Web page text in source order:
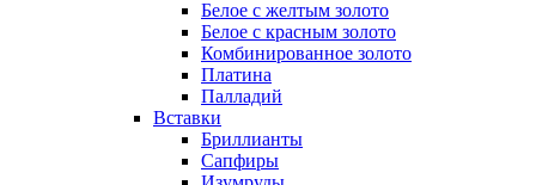
Белое с желтым золото
Белое с красным золото
Комбинированное золото
Платина
Палладий
Вставки
Бриллианты
Сапфиры